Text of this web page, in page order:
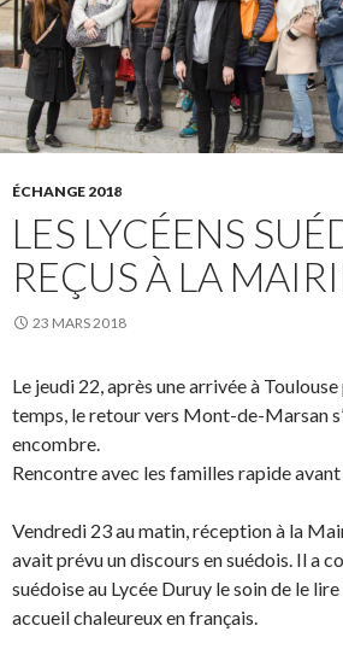
ÉCHANGE 2018
LES LYCÉENS
REÇUS À LA
23 MARS 2018
Le jeudi 22, après une arrivée à
temps, le retour vers Mont-de-Marsan
encombre.
Rencontre avec les familles rapide
Vendredi 23 au matin, réception à la
avait prévu un discours en suédois. Il a
suédoise au Lycée Duruy le soin de le
accueil chaleureux en français.